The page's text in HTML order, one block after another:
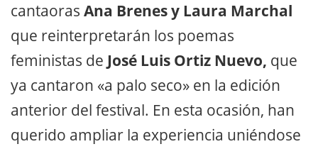
cantaoras Ana Brenes y Laura Marchal
que reinterpretarán los poemas
feministas de José Luis Ortiz Nuevo, que
ya cantaron «a palo seco» en la edición
anterior del festival. En esta ocasión, han
querido ampliar la experiencia uniéndose